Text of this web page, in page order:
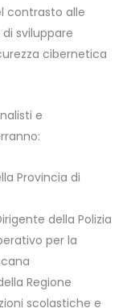
contrasto alle
sviluppare
cibernetica
e
Provincia di
della Polizia
per la
Regione
scolastiche e